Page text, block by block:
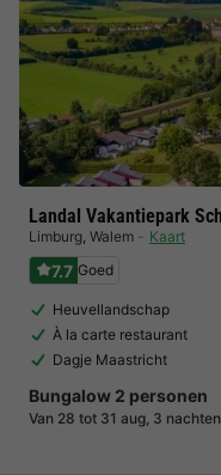
Landal Vakantiepark
Limburg, Walem Kaart
7.7 Goed
Heuvellandschap
À la carte restaurant
Dagje Maastricht
Bungalow 2 personen
Van 28 tot 31 aug, 3